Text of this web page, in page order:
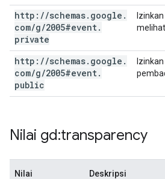
http: //schemas. google .
com/g/2005#event.
private
http: //schemas. google .
com/g/2005#event.
public
Nilai gd:transparency
Nilai Deskripsi